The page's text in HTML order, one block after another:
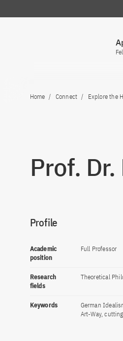
Home Connect Explore the
Prof.
Profile
Academic
position
Full Professor
Research
fields
Theoretical
Keywords
German
Art-Way,